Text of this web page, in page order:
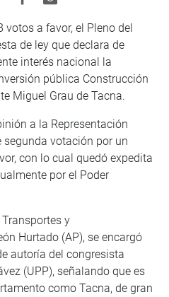
votos a favor, el Pleno del
de ley que declara de
interés nacional la
pública Construcción
Miguel Grau de Tacna.
a la Representación
segunda votación por un
con lo cual quedó expedita
por el Poder
y
Hurtado (AP), se encargó
autoría del congresista
(UPP), señalando que es
como Tacna, de gran